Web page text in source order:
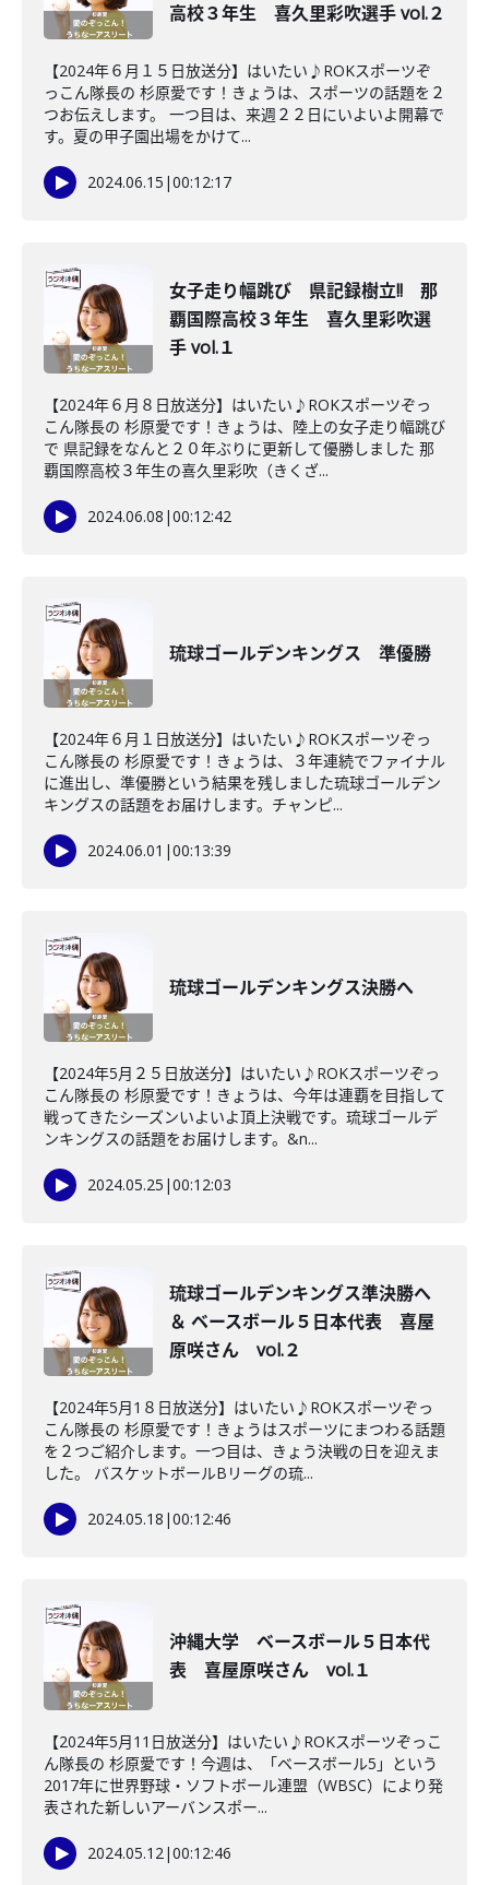
高校３年生 喜久里彩吹選手 vol.２
【2024年６月１５日放送分】はいたい♪ROKスポーツぞ
っこん隊長の 杉原愛です！きょうは、スポーツの話題を２
つお伝えします。 一つ目は、来週２２日にいよいよ開幕で
す。夏の甲子園出場をかけて...
2024.06.15 |00:12:17
女子走り幅跳び 県記録樹立!! 那
覇国際高校３年生 喜久里彩吹選
手 vol.１
【2024年６月８日放送分】はいたい♪ROKスポーツぞっ
こん隊長の 杉原愛です！きょうは、陸上の女子走り幅跳び
で 県記録をなんと２０年ぶりに更新して優勝しました 那
覇国際高校３年生の喜久里彩吹（きくざ...
2024.06.08 |00:12:42
琉球ゴールデンキングス 準優勝
【2024年６月１日放送分】はいたい♪ROKスポーツぞっ
こん隊長の 杉原愛です！きょうは、３年連続でファイナル
に進出し、準優勝という結果を残しました琉球ゴールデン
キングスの話題をお届けします。チャンピ...
2024.06.01 |00:13:39
琉球ゴールデンキングス決勝へ
【2024年5月２５日放送分】はいたい♪ROKスポーツぞっ
こん隊長の 杉原愛です！きょうは、今年は連覇を目指して
戦ってきたシーズンいよいよ頂上決戦です。琉球ゴールデ
ンキングスの話題をお届けします。&n...
2024.05.25 |00:12:03
琉球ゴールデンキングス準決勝へ
＆ ベースボール５日本代表 喜屋
原咲さん vol.２
【2024年5月1８日放送分】はいたい♪ROKスポーツぞっ
こん隊長の 杉原愛です！きょうはスポーツにまつわる話題
を２つご紹介します。一つ目は、きょう決戦の日を迎えま
した。 バスケットボールBリーグの琉...
2024.05.18 |00:12:46
沖縄大学 ベースボール５日本代
表 喜屋原咲さん vol.１
【2024年5月11日放送分】はいたい♪ROKスポーツぞっこ
ん隊長の 杉原愛です！今週は、「ベースボール5」という
2017年に世界野球・ソフトボール連盟（WBSC）により発
表された新しいアーバンスポー...
2024.05.12|00:12:46